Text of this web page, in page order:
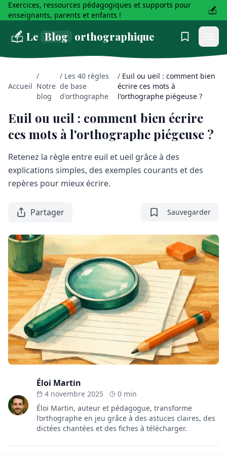
Exercices, ressources pédagogiques et supports pour
enseignants, parents et enfants !
Le Blog orthographique
Accueil
/
Notre
blog
/ Les 40 règles
de base
d'orthographe
/ Euil ou ueil : comment bien
écrire ces mots à
l'orthographe piégeuse ?
Euil ou ueil : comment bien écrire
ces mots à l'orthographe piégeuse ?
Retenez la règle entre euil et ueil grâce à des
explications simples, des exemples courants et des
repères pour mieux écrire.
Partager Sauvegarder
Éloi Martin
4 novembre 2025
0 min
Éloi Martin, auteur et pédagogue, transforme
l’orthographe en jeu grâce à des astuces claires, des
dictées chantées et des fiches à télécharger.